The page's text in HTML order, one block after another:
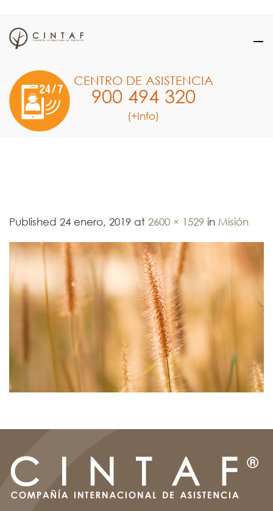
CENTRO DE ASISTENCIA
900 494 320
(+Info)
Published 24 enero, 2019 at 2600 × 1529 in Misión